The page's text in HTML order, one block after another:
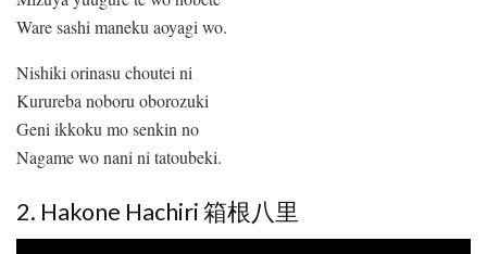
Ware sashi maneku aoyagi wo.
Nishiki orinasu choutei ni
Kurureba noboru oborozuki
Geni ikkoku mo senkin no
Nagame wo nani ni tatoubeki.
2. Hakone Hachiri 箱根八里